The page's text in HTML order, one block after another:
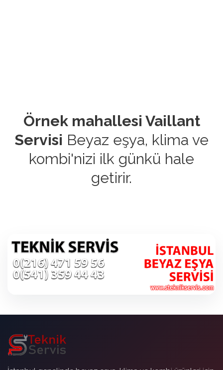
Örnek mahallesi Vaillant
Servisi Beyaz eşya, klima ve
kombi'nizi ilk günkü hale
getirir.